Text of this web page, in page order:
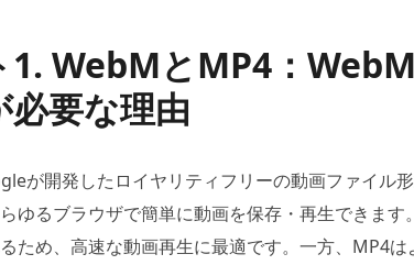
1. WebMとMP4：
必要な理由
が開発したロイヤリティフリーの動画ファイル
ゆるブラウザで簡単に動画を保存・再生できま
ため、高速な動画再生に最適です。一方、MP4